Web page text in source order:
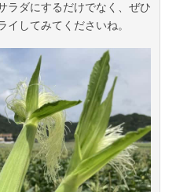
ラダにするだけでなく、ぜひ
イしてみてくださいね。